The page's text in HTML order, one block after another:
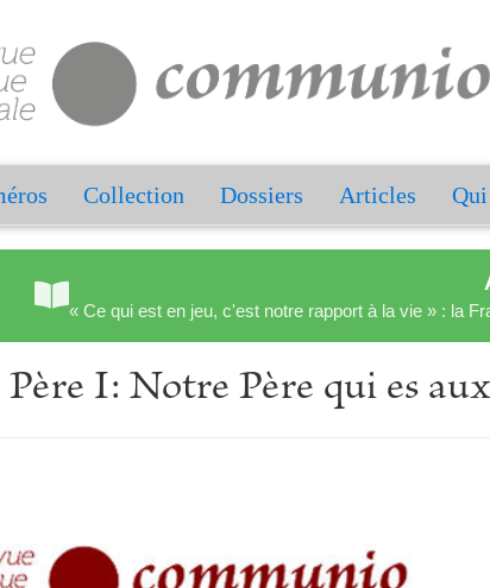
Collection Dossiers Articles Qui
« Ce qui est en jeu, c'est notre rapport à la vie » : la
I: Notre Père qui es